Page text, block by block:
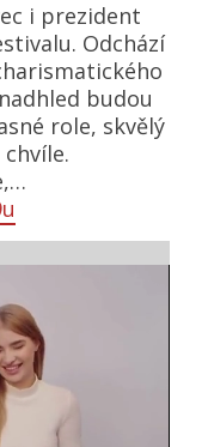
i prezident
Odchází
budou
role, skvělý